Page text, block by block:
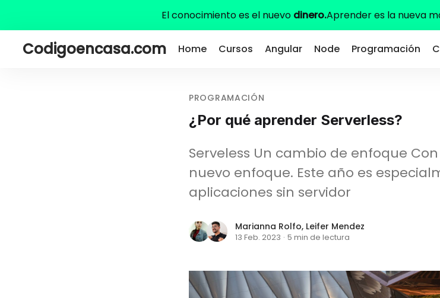
El conocimiento es el nuevo dinero.Aprender es la nueva
Codigoencasa.com Home Cursos Angular Node Programación
PROGRAMACIÓN
¿Por qué aprender Serverless?
Serveless Un cambio de enfoque
nuevo enfoque. Este año es
aplicaciones sin servidor
Marianna Rolfo, Leifer Mendez
13 Feb. 2023 · 5 min de lectura